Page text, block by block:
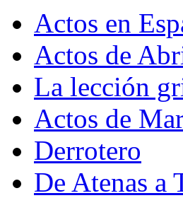
Actos en
Actos de
La lección
Actos de
Derrotero
De Atenas a